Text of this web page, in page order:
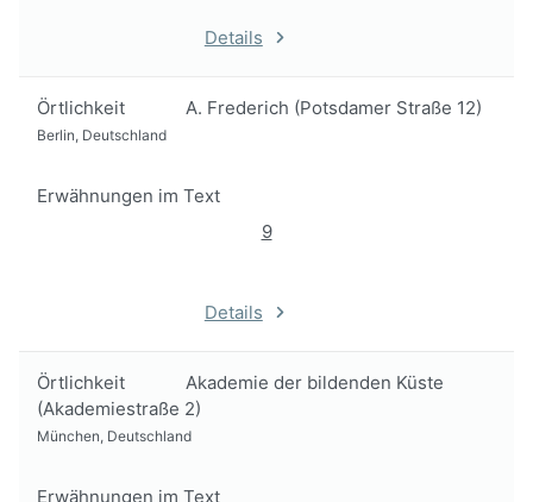
Details
Örtlichkeit A. Frederich (Potsdamer Straße 12)
Berlin, Deutschland
Erwähnungen im Text
9
Details
Örtlichkeit
Akademie der bildenden Küste
(Akademiestraße 2)
München, Deutschland
Erwähnungen im Text